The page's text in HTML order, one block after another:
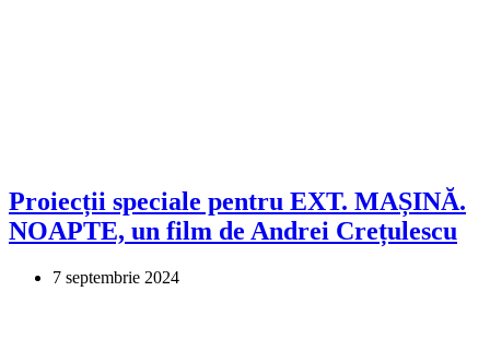
Proiecții speciale pentru EXT. MAȘINĂ.
NOAPTE, un film de Andrei Crețulescu
7 septembrie 2024